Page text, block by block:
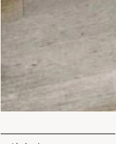
———————————